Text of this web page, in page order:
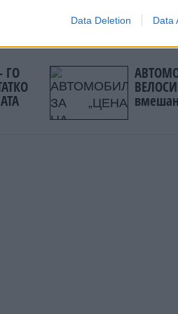
Data Deletion Data
ГО